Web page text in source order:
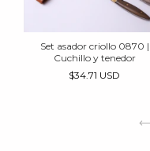
Set asador criollo 0870 |
Cuchillo y tenedor
$34.71 USD